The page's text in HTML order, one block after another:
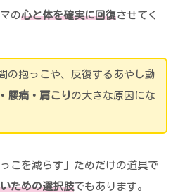
の心と体を確実に回復させてく
の抱っこや、反復するあやし動
腰痛・肩こり の大きな原因にな
こを減らす」ためだけの道具で
ための選択肢でもあります。